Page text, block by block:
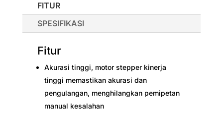
FITUR
SPESIFIKASI
Fitur
Akurasi tinggi, motor stepper kinerja
tinggi memastikan akurasi dan
pengulangan, menghilangkan pemipetan
manual kesalahan